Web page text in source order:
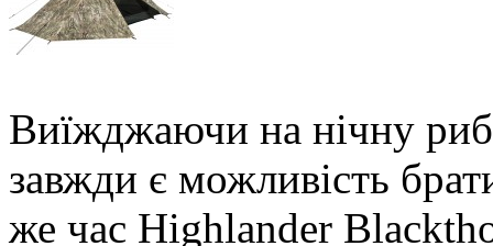
Виїжджаючи на нічну
завжди є можливість
же час Highlander